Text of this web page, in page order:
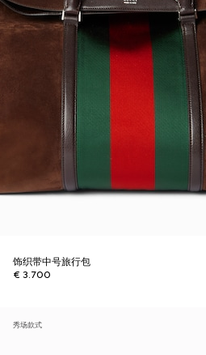
饰织带中号旅行包
€ 3.700
秀场款式